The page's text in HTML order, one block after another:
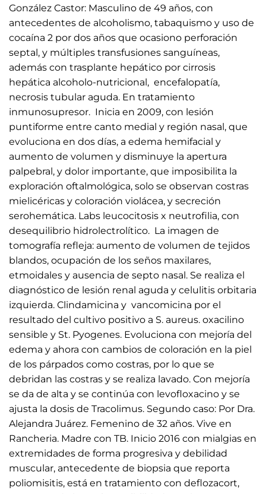
González Castor: Masculino de 49 años, con
antecedentes de alcoholismo, tabaquismo y uso de
cocaína 2 por dos años que ocasiono perforación
septal, y múltiples transfusiones sanguíneas,
además con trasplante hepático por cirrosis
hepática alcoholo-nutricional, encefalopatía,
necrosis tubular aguda. En tratamiento
inmunosupresor. Inicia en 2009, con lesión
puntiforme entre canto medial y región nasal, que
evoluciona en dos días, a edema hemifacial y
aumento de volumen y disminuye la apertura
palpebral, y dolor importante, que imposibilita la
exploración oftalmológica, solo se observan costras
mielicéricas y coloración violácea, y secreción
serohemática. Labs leucocitosis x neutrofilia, con
desequilibrio hidrolectrolítico. La imagen de
tomografía refleja: aumento de volumen de tejidos
blandos, ocupación de los seños maxilares,
etmoidales y ausencia de septo nasal. Se realiza el
diagnóstico de lesión renal aguda y celulitis orbitaria
izquierda. Clindamicina y vancomicina por el
resultado del cultivo positivo a S. aureus. oxacilino
sensible y St. Pyogenes. Evoluciona con mejoría del
edema y ahora con cambios de coloración en la piel
de los párpados como costras, por lo que se
debridan las costras y se realiza lavado. Con mejoría
se da de alta y se continúa con levofloxacino y se
ajusta la dosis de Tracolimus. Segundo caso: Por Dra.
Alejandra Juárez. Femenino de 32 años. Vive en
Rancheria. Madre con TB. Inicio 2016 con mialgias en
extremidades de forma progresiva y debilidad
muscular, antecedente de biopsia que reporta
poliomisitis, está en tratamiento con deflozacort,